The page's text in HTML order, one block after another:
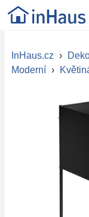
InHaus.cz ›
Moderní ›